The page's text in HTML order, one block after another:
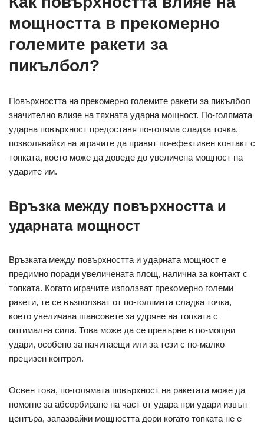
мощността в прекомерно
големите ракети за
пикълбол?
Повърхността на прекомерно големите ракети за пикълбол
значително влияе на тяхната ударна мощност. По-голямата
ударна повърхност предоставя по-голяма сладка точка,
позволявайки на играчите да правят по-ефективен контакт с
топката, което може да доведе до увеличена мощност на
ударите им.
Връзка между повърхността и
ударната мощност
Връзката между повърхността и ударната мощност е
предимно поради увеличената площ, налична за контакт с
топката. Когато играчите използват прекомерно големи
ракети, те се възползват от по-голямата сладка точка,
което увеличава шансовете за удряне на топката с
оптимална сила. Това може да се превърне в по-мощни
удари, особено за начинаещи или за тези с по-малко
прецизен контрол.
Освен това, по-голямата повърхност на ракетата може да
помогне за абсорбиране на част от удара при удари извън
центъра, запазвайки мощността дори когато топката не е